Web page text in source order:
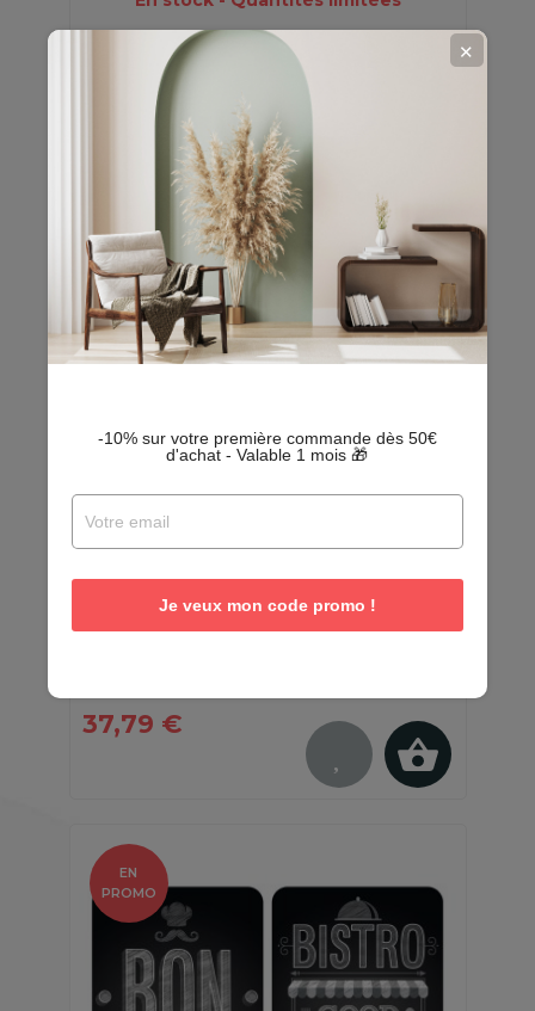
45,89 €
2 Couvre-plaques universel Bois - 30
x 52 cm
37,79 €
PROMO
EN
PROMO
-10% sur votre première commande dès 50€
d'achat - Valable 1 mois 🎁
Je veux mon code promo !
✕